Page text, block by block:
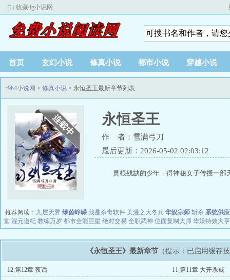
收藏4g小说网
首页 玄幻小说 修真小说 都市小说 穿越小说
t9b4小说网 > 修真小说 > 永恒圣王最新章节列表
永恒圣王
作 者：雪满弓刀
最后更新：2026-05-02 02:03:12
灵根残缺的少年，得神秘女子传授一
推荐阅读： 九层天界 绿茵峥嵘 我是杀毒软件 美漫之大冬兵 华娱宗师 斩杀 系统供
堂 混元道纪 教练万岁 都市全能巨星 绝对交易 全职武神 位面复制大师 华娱特效大亨
《永恒圣王》最新章节 （提示：已启用缓存
12.第12章 夜话 11.第11章 大开杀戒